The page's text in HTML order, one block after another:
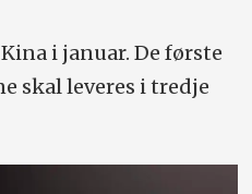
i januar. De første
skal leveres i tredje